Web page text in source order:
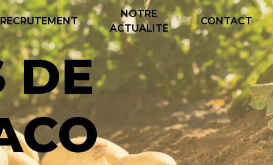
RECRUTEMENT
NOTRE
ACTUALITÉ
CONTACT